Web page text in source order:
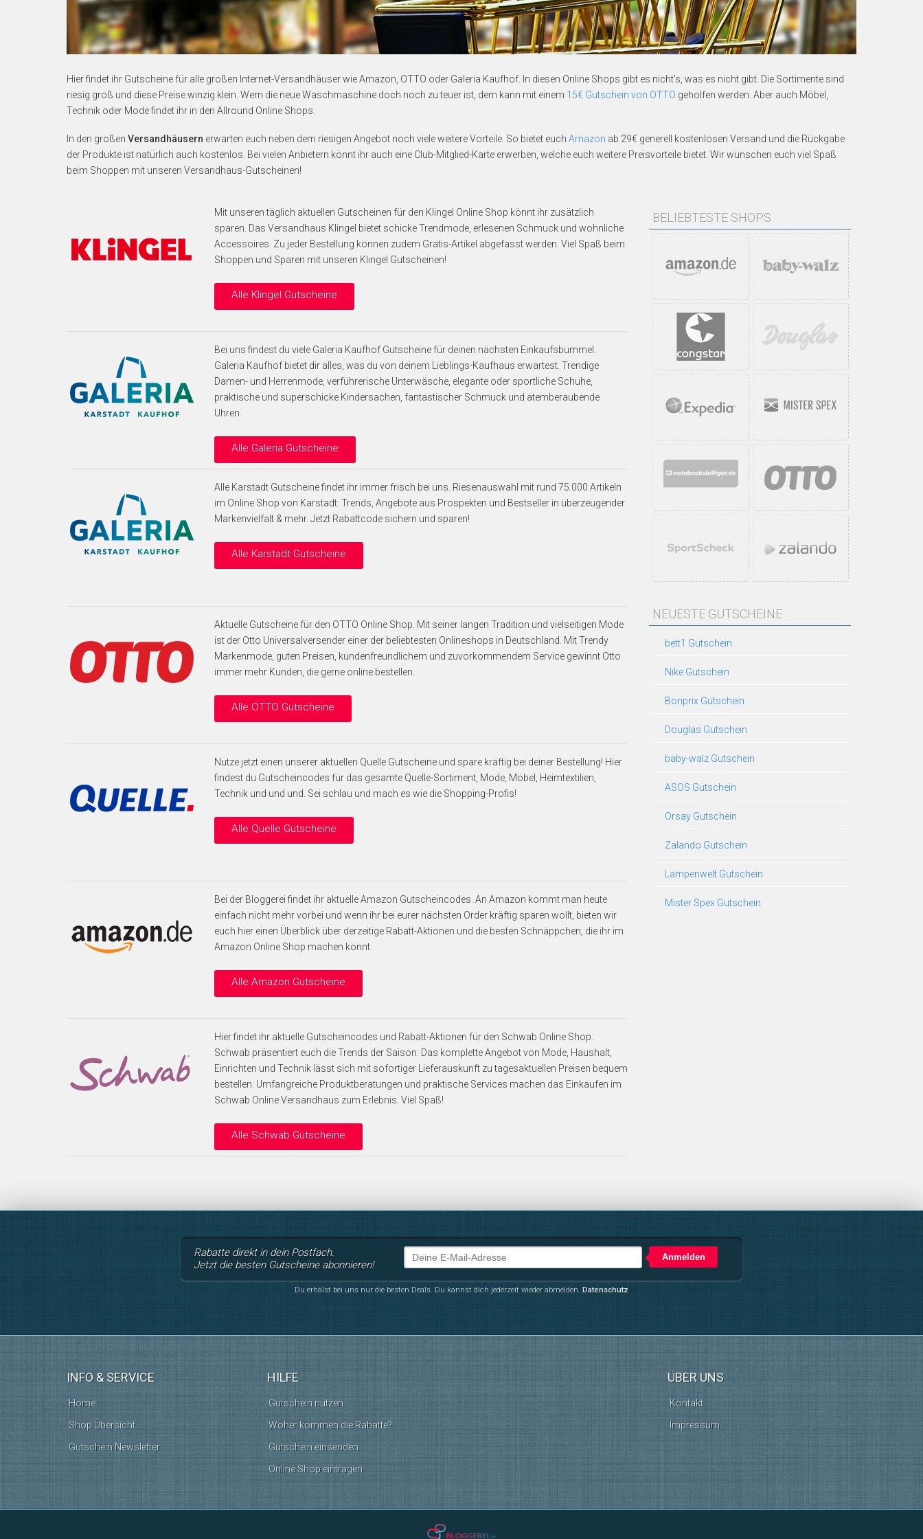
Hier findet ihr Gutscheine für alle großen Internet-Versandhäuser wie Amazon, OTTO oder Galeria Kaufhof. In diesen Online Shops gibt es nicht’s, was es nicht gibt. Die Sortimente sind
riesig groß und diese Preise winzig klein. Wem die neue Waschmaschine doch noch zu teuer ist, dem kann mit einem 15€ Gutschein von OTTO geholfen werden. Aber auch Möbel,
Technik oder Mode findet ihr in den Allround Online Shops.
In den großen Versandhäusern erwarten euch neben dem riesigen Angebot noch viele weitere Vorteile. So bietet euch Amazon ab 29€ generell kostenlosen Versand und die Rückgabe
der Produkte ist natürlich auch kostenlos. Bei vielen Anbietern könnt ihr auch eine Club-Mitglied-Karte erwerben, welche euch weitere Preisvorteile bietet. Wir wünschen euch viel Spaß
beim Shoppen mit unseren Versandhaus-Gutscheinen!
Mit unseren täglich aktuellen Gutscheinen für den Klingel Online Shop könnt ihr zusätzlich
sparen. Das Versandhaus Klingel bietet schicke Trendmode, erlesenen Schmuck und wohnliche
Accessoires. Zu jeder Bestellung können zudem Gratis-Artikel abgefasst werden. Viel Spaß beim
Shoppen und Sparen mit unseren Klingel Gutscheinen!
Alle Klingel Gutscheine
Bei uns findest du viele Galeria Kaufhof Gutscheine für deinen nächsten Einkaufsbummel.
Galeria Kaufhof bietet dir alles, was du von deinem Lieblings-Kaufhaus erwartest. Trendige
Damen- und Herrenmode, verführerische Unterwäsche, elegante oder sportliche Schuhe,
praktische und superschicke Kindersachen, fantastischer Schmuck und atemberaubende
Uhren.
Alle Galeria Gutscheine
Alle Karstadt Gutscheine findet ihr immer frisch bei uns. Riesenauswahl mit rund 75.000 Artikeln
im Online Shop von Karstadt: Trends, Angebote aus Prospekten und Bestseller in überzeugender
Markenvielfalt & mehr. Jetzt Rabattcode sichern und sparen!
Alle Karstadt Gutscheine
Aktuelle Gutscheine für den OTTO Online Shop. Mit seiner langen Tradition und vielseitigen Mode
ist der Otto Universalversender einer der beliebtesten Onlineshops in Deutschland. Mit Trendy
Markenmode, guten Preisen, kundenfreundlichem und zuvorkommendem Service gewinnt Otto
immer mehr Kunden, die gerne online bestellen.
Alle OTTO Gutscheine
Nutze jetzt einen unserer aktuellen Quelle Gutscheine und spare kräftig bei deiner Bestellung! Hier
findest du Gutscheincodes für das gesamte Quelle-Sortiment, Mode, Möbel, Heimtextilien,
Technik und und und. Sei schlau und mach es wie die Shopping-Profis!
Alle Quelle Gutscheine
Bei der Bloggerei findet ihr aktuelle Amazon Gutscheincodes. An Amazon kommt man heute
einfach nicht mehr vorbei und wenn ihr bei eurer nächsten Order kräftig sparen wollt, bieten wir
euch hier einen Überblick über derzeitige Rabatt-Aktionen und die besten Schnäppchen, die ihr im
Amazon Online Shop machen könnt.
Alle Amazon Gutscheine
Hier findet ihr aktuelle Gutscheincodes und Rabatt-Aktionen für den Schwab Online Shop.
Schwab präsentiert euch die Trends der Saison: Das komplette Angebot von Mode, Haushalt,
Einrichten und Technik lässt sich mit sofortiger Lieferauskunft zu tagesaktuellen Preisen bequem
bestellen. Umfangreiche Produktberatungen und praktische Services machen das Einkaufen im
Schwab Online Versandhaus zum Erlebnis. Viel Spaß!
Alle Schwab Gutscheine
BELIEBTESTE SHOPS
NEUESTE GUTSCHEINE
bett1 Gutschein
Nike Gutschein
Bonprix Gutschein
Douglas Gutschein
baby-walz Gutschein
ASOS Gutschein
Orsay Gutschein
Zalando Gutschein
Lampenwelt Gutschein
Mister Spex Gutschein
Rabatte direkt in dein Postfach.
Jetzt die besten Gutscheine abonnieren!
Anmelden
Du erhälst bei uns nur die besten Deals. Du kannst dich jederzeit wieder abmelden. Datenschutz
INFO & SERVICE
Home
Shop Übersicht
Gutschein Newsletter
HILFE
Gutschein nutzen
Woher kommen die Rabatte?
Gutschein einsenden
Online Shop eintragen
ÜBER UNS
Kontakt
Impressum